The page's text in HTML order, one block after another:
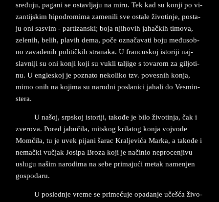
sređuju, pa­ga­ni se ostav­lja­ju na mi­ru. Tek kad su kon­ji po vi­
zan­tij­skim hi­po­dro­mi­ma zamenili sve osta­le živo­tin­je, po­sta­
ju oni sa­svim - par­ti­zan­ski; boja nji­ho­vih jahačkih ti­mo­va,
ze­le­nih, belih, pla­vih dema, poče označava­ti boju međusob­
no zavađenih po­li­tičkih stra­na­ka. U fran­cu­skoj isto­ri­ji naj­
slavni­ji su oni kon­ji koji su vuk­li tal­ji­ge s to­va­rom za gil­jo­ti­
nu. U en­gle­skoj je po­zna­to ne­ko­li­ko tzv. po­ve­snih kon­ja,
mimo onih na ko­ji­ma su na­rod­ni po­sla­ni­ci ja­ha­li do Ve­smin­
ste­ra.
U na­šoj, srp­skoj isto­ri­ji, takođe je bilo živo­tin­ja, čak i
zve­ro­va. Po­red jabučila, mit­skog kri­la­tog kon­ja voj­vo­de
Momčila, tu je uvek pi­ja­ni šarac Kral­je­vića Mar­ka, a takođe i
nemački vučjak Jo­si­pa Bro­za koji je načinio ne­pro­cen­ji­vu
uslu­gu našim na­ro­di­ma na sebe pri­ma­jući me­tak na­men­jen
go­spo­da­ru.
U po­sled­nje vre­me se pri­mećuje opa­dan­je učešća živo­